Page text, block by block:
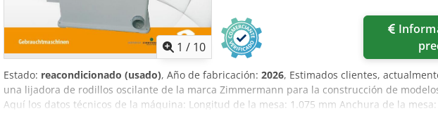
1 / 10
Estado: reacondicionado (usado), Año de fabricación: 2026, Estimados clientes,
una lijadora de rodillos oscilante de la marca Zimmermann para la construcción de
Aquí los datos técnicos de la máquina: Longitud de la mesa: 1.075 mm Anchura de la